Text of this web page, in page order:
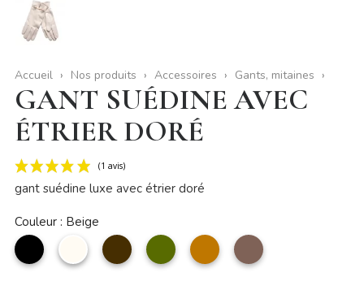
Accueil Nos produits Accessoires Gants, mitaines
GANT SUÉDINE AVEC
ÉTRIER DORÉ
(1 avis)
gant suédine luxe avec étrier doré
Couleur : Beige
noir Beige Café kaki camel taupe